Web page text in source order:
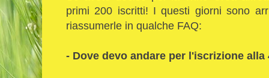
primi 200 iscritti! I questi giorni sono
riassumerle in qualche FAQ:
- Dove devo andare per l'iscrizione alla